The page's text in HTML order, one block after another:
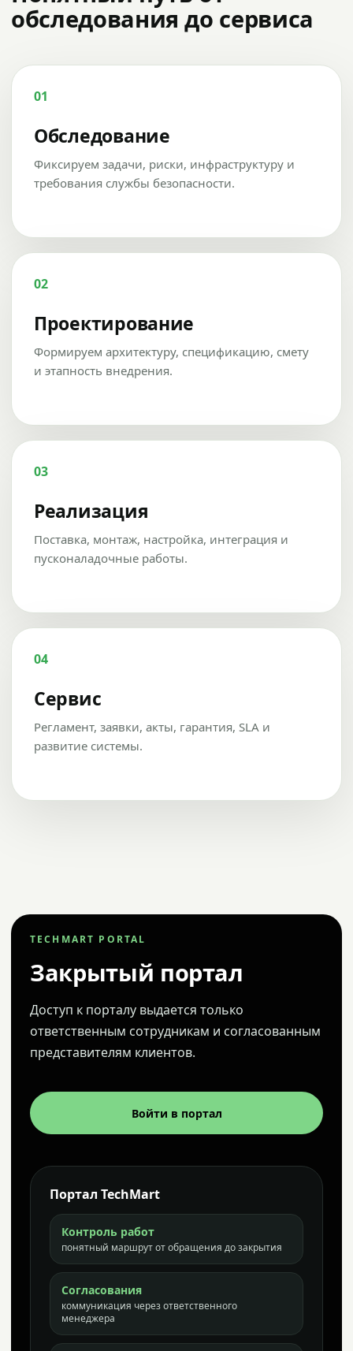
обследования до сервиса
01
Обследование
Фиксируем задачи, риски, инфраструктуру и
требования службы безопасности.
02
Проектирование
Формируем архитектуру, спецификацию, смету
и этапность внедрения.
03
Реализация
Поставка, монтаж, настройка, интеграция и
пусконаладочные работы.
04
Сервис
Регламент, заявки, акты, гарантия, SLA и
развитие системы.
TECHMART PORTAL
Закрытый портал
Доступ к порталу выдается только
ответственным сотрудникам и согласованным
представителям клиентов.
Войти в портал
Портал TechMart
Контроль работ
понятный маршрут от обращения до закрытия
Согласования
коммуникация через ответственного
менеджера